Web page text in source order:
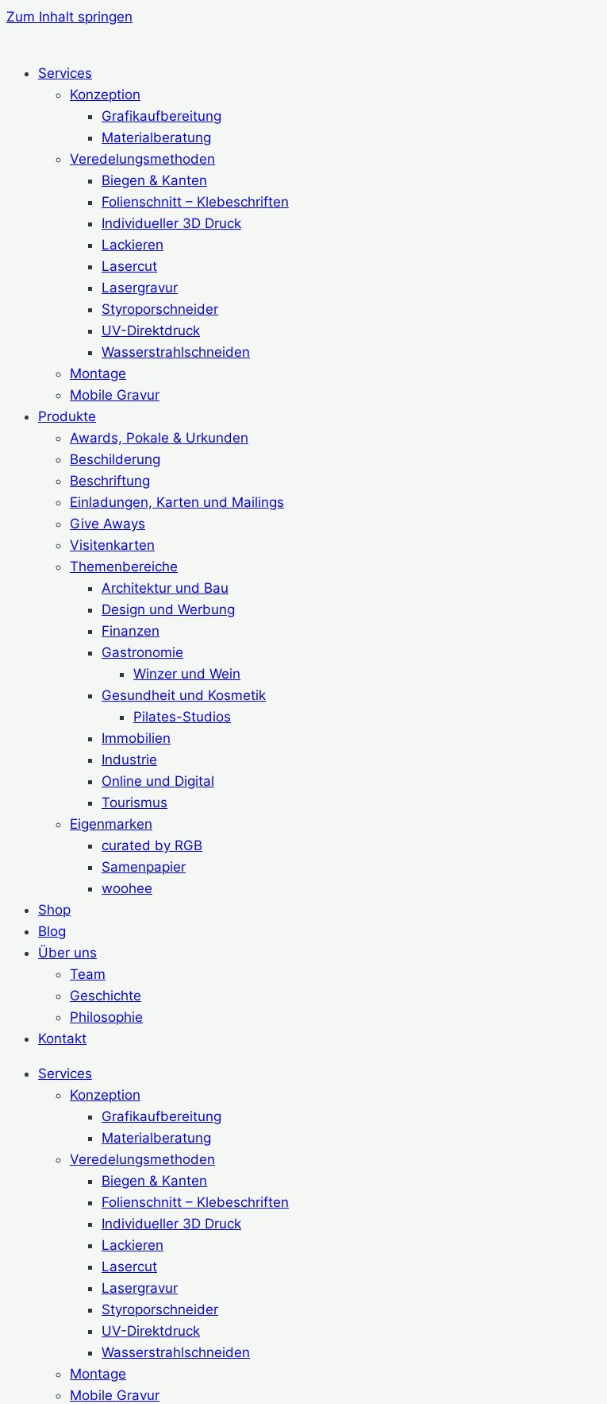
Zum Inhalt springen
Services
Konzeption
Grafikaufbereitung
Materialberatung
Veredelungsmethoden
Biegen & Kanten
Folienschnitt – Klebeschriften
Individueller 3D Druck
Lackieren
Lasercut
Lasergravur
Styroporschneider
UV-Direktdruck
Wasserstrahlschneiden
Montage
Mobile Gravur
Produkte
Awards, Pokale & Urkunden
Beschilderung
Beschriftung
Einladungen, Karten und Mailings
Give Aways
Visitenkarten
Themenbereiche
Architektur und Bau
Design und Werbung
Finanzen
Gastronomie
Winzer und Wein
Gesundheit und Kosmetik
Pilates-Studios
Immobilien
Industrie
Online und Digital
Tourismus
Eigenmarken
curated by RGB
Samenpapier
woohee
Shop
Blog
Über uns
Team
Geschichte
Philosophie
Kontakt
Services
Konzeption
Grafikaufbereitung
Materialberatung
Veredelungsmethoden
Biegen & Kanten
Folienschnitt – Klebeschriften
Individueller 3D Druck
Lackieren
Lasercut
Lasergravur
Styroporschneider
UV-Direktdruck
Wasserstrahlschneiden
Montage
Mobile Gravur